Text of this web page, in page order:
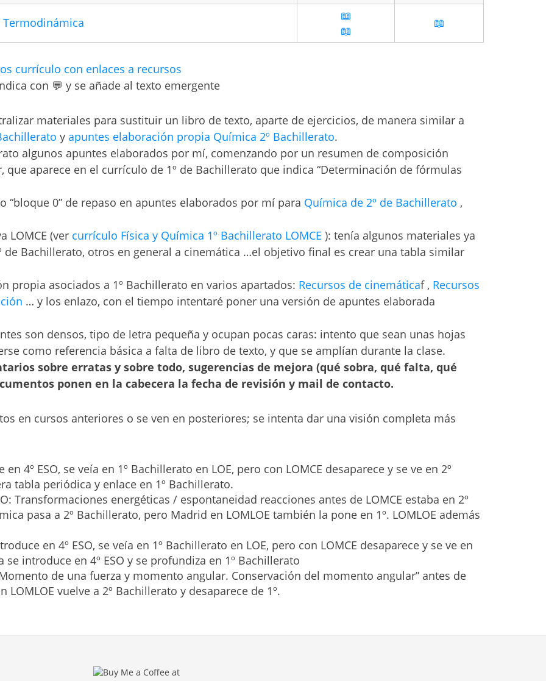
Termodinámica
📖
📖
📖
currículo con enlaces a recursos
con 💬 y se añade al texto emergente
materiales para sustituir un libro de texto, aparte de ejercicios, de manera similar a
y apuntes elaboración propia Química 2º Bachillerato.
algunos apuntes elaborados por mí, comenzando por un resumen de composición
aparece en el currículo de 1º de Bachillerato que indica “Determinación de fórmulas
0” de repaso en apuntes elaborados por mí para Química de 2º de Bachillerato ,
LOMCE (ver currículo Física y Química 1º Bachillerato LOMCE ): tenía algunos materiales ya
de Bachillerato, otros en general a cinemática …el objetivo final es crear una tabla similar
propia asociados a 1º Bachillerato en varios apartados: Recursos de cinemáticaf , Recursos
… y los enlazo, con el tiempo intentaré poner una versión de apuntes elaborada
son densos, tipo de letra pequeña y ocupan pocas caras: intento que sean unas hojas
como referencia básica a falta de libro de texto, y que se amplían durante la clase.
sobre erratas y sobre todo, sugerencias de mejora (qué sobra, qué falta, qué
ponen en la cabecera la fecha de revisión y mail de contacto.
en cursos anteriores o se ven en posteriores; se intenta dar una visión completa más
4º ESO, se veía en 1º Bachillerato en LOE, pero con LOMCE desaparece y se ve en 2º
tabla periódica y enlace en 1º Bachillerato.
Transformaciones energéticas / espontaneidad reacciones antes de LOMCE estaba en 2º
pasa a 2º Bachillerato, pero Madrid en LOMLOE también la pone en 1º. LOMLOE además
en 4º ESO, se veía en 1º Bachillerato en LOE, pero con LOMCE desaparece y se ve en
introduce en 4º ESO y se profundiza en 1º Bachillerato
de una fuerza y momento angular. Conservación del momento angular” antes de
LOMLOE vuelve a 2º Bachillerato y desaparece de 1º.